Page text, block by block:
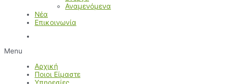
Αναμενόμενα
Νέα
Επικοινωνία
Menu
Αρχική
Ποιοι Είμαστε